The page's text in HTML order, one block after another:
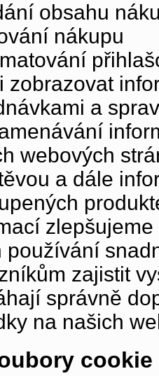
obsahu
nákupu
zobrazovat
a
webových
a dále
používání
zajistit
správně
na našich
cookie